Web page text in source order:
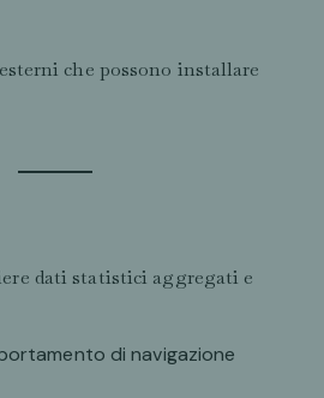
che possono installare
dati statistici aggregati e
di navigazione